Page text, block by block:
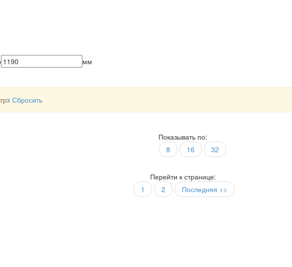
мм
x Сбросить
Показывать по:
8
16 32
Перейти к странице:
1
2 Последняя >>